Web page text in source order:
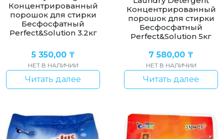
Концентрированный
порошок для стирки
Бесфосфатный
Perfect&Solution 3.2кг
5 350,00 ₸
НЕТ В НАЛИЧИИ
Читать далее
Концентрированный
порошок для стирки
Бесфосфатный
Perfect&Solution 5кг
7 580,00 ₸
НЕТ В НАЛИЧИИ
Читать далее